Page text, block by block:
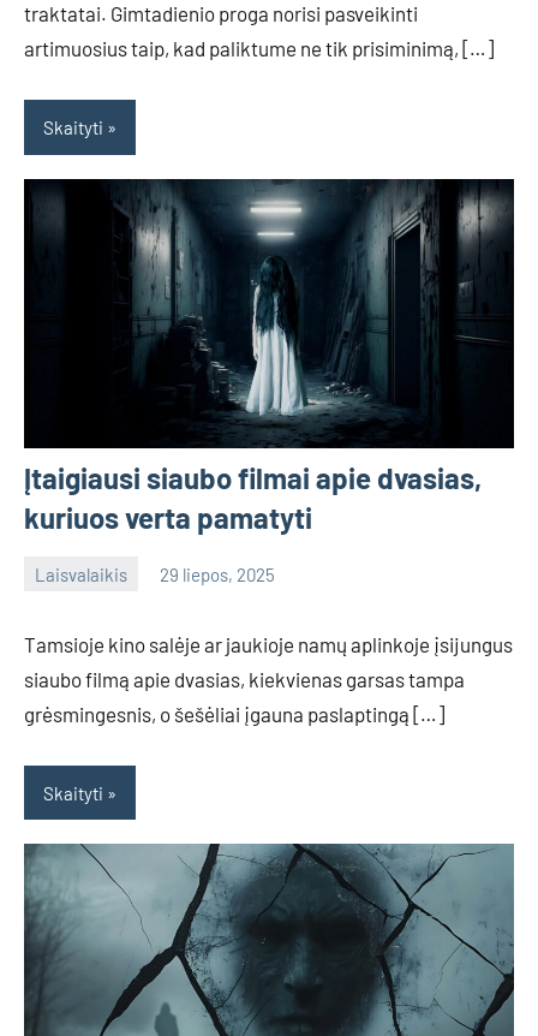
traktatai. Gimtadienio proga norisi pasveikinti
artimuosius taip, kad paliktume ne tik prisiminimą, […]
Skaityti
Įtaigiausi siaubo filmai apie dvasias,
kuriuos verta pamatyti
Laisvalaikis 29 liepos, 2025
Tamsioje kino salėje ar jaukioje namų aplinkoje įsijungus
siaubo filmą apie dvasias, kiekvienas garsas tampa
grėsmingesnis, o šešėliai įgauna paslaptingą […]
Skaityti